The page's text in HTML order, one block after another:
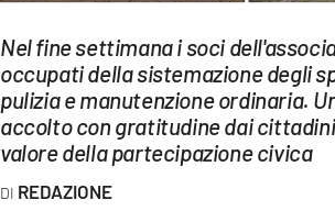
LAC ONAIR
LaC
Network
LACPLAY.IT
Nel fine settimana i soci
occupati della sistemazione degli
pulizia e manutenzione ordinaria.
accolto con gratitudine dai
valore della partecipazione civica
REDAZIONE